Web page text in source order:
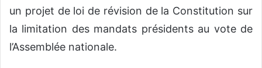
un projet de loi de révision de la Constitution sur
la limitation des mandats présidents au vote de
l’Assemblée nationale.